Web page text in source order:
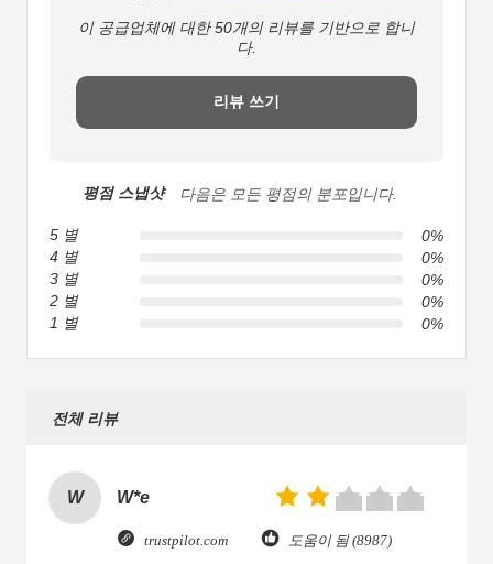
이 공급업체에 대한 50개의 리뷰를 기반으로 합니
다.
리뷰 쓰기
평점 스냅샷 다음은 모든 평점의 분포입니다.
5 별
0%
4 별
0%
3 별
0%
2 별
0%
1 별
0%
전체 리뷰
W W*e
trustpilot.com 도움이 됨 (8987)